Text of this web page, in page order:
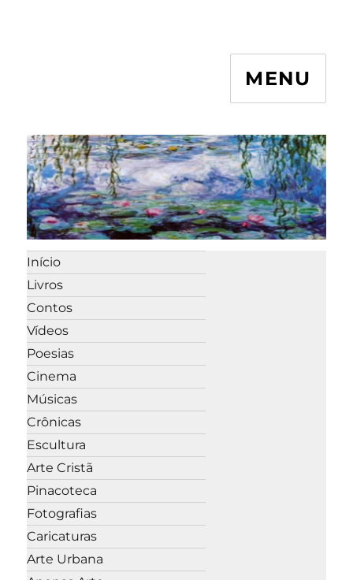
MENU
Início
Livros
Contos
Vídeos
Poesias
Cinema
Músicas
Crônicas
Escultura
Arte Cristã
Pinacoteca
Fotografias
Caricaturas
Arte Urbana